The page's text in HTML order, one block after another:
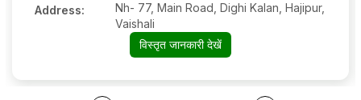
Address:
Nh- 77, Main Road, Dighi Kalan, Hajipur,
Vaishali
विस्तृत जानकारी देखें